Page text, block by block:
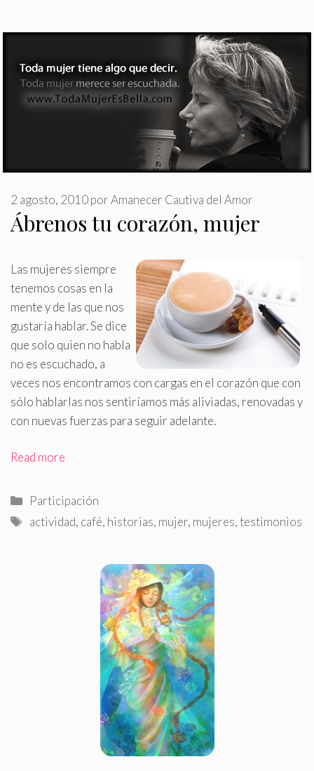
Ábrenos tu corazón, mujer
2 agosto, 2010porAmanecer Cautiva del Amor
Las mujeres siempre
tenemos cosas en la
mente y de las que nos
gustaría hablar. Se dice
que solo quien no habla
no es escuchado, a
veces nos encontramos con cargas en el corazón que con
sólo hablarlas nos sentiríamos más aliviadas, renovadas y
con nuevas fuerzas para seguir adelante.
Read more
Categorías
Participación
Etiquetas
actividad, café, historias, mujer, mujeres,testimonios